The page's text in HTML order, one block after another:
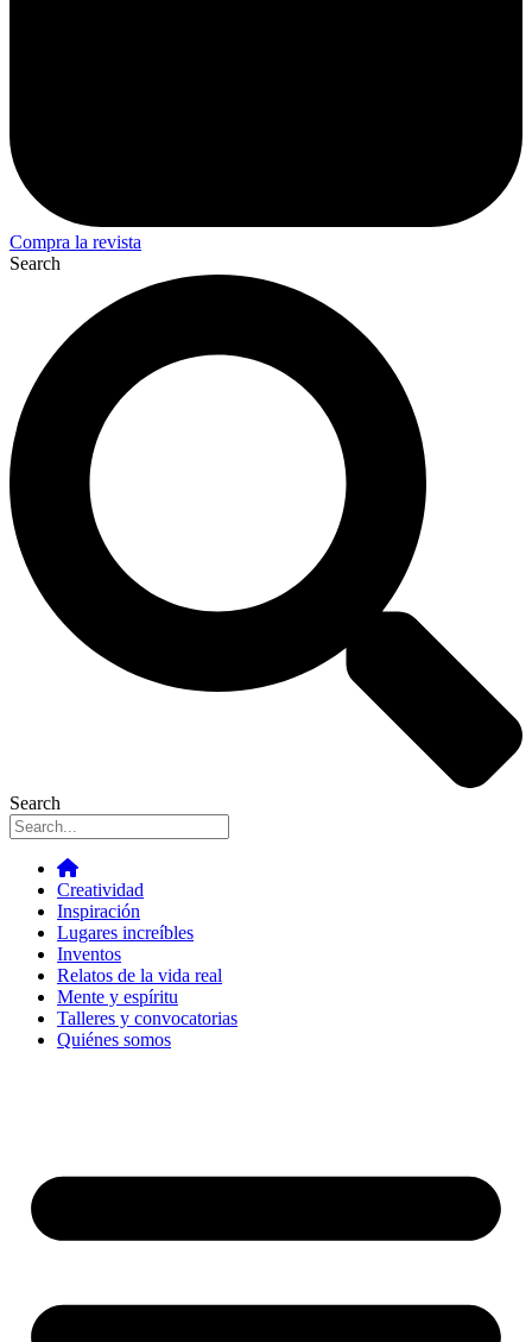
Compra la revista
Search
Search
Creatividad
Inspiración
Lugares increíbles
Inventos
Relatos de la vida real
Mente y espíritu
Talleres y convocatorias
Quiénes somos